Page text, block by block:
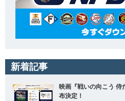
新着記事
映画『戦いの向こう 侍
布決定！